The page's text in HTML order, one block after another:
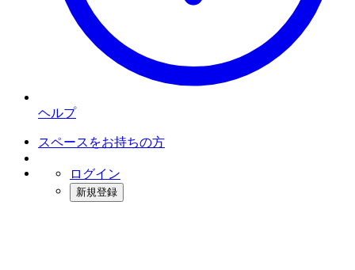
ヘルプ
スペースをお持ちの方
ログイン
新規登録